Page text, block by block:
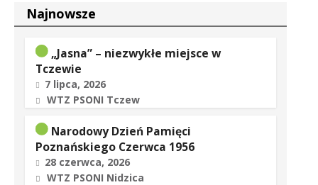
Najnowsze
„Jasna” – niezwykłe miejsce w
Tczewie
7 lipca, 2026
WTZ PSONI Tczew
Narodowy Dzień Pamięci
Poznańskiego Czerwca 1956
28 czerwca, 2026
WTZ PSONI Nidzica